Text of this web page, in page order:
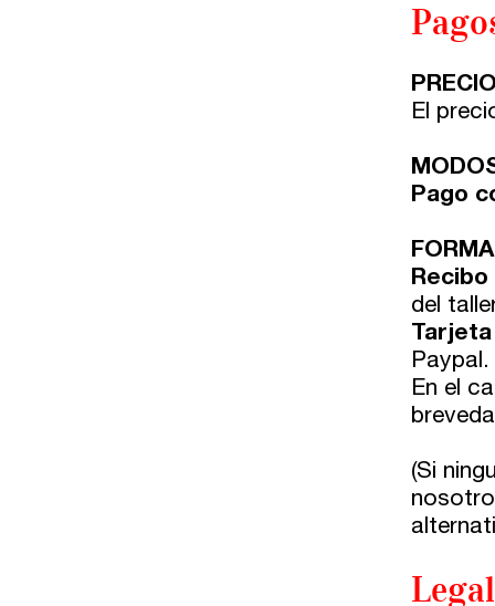
PRECIO
El
Pago
Recibo
del
Paypal.
En el
(Si
Legal